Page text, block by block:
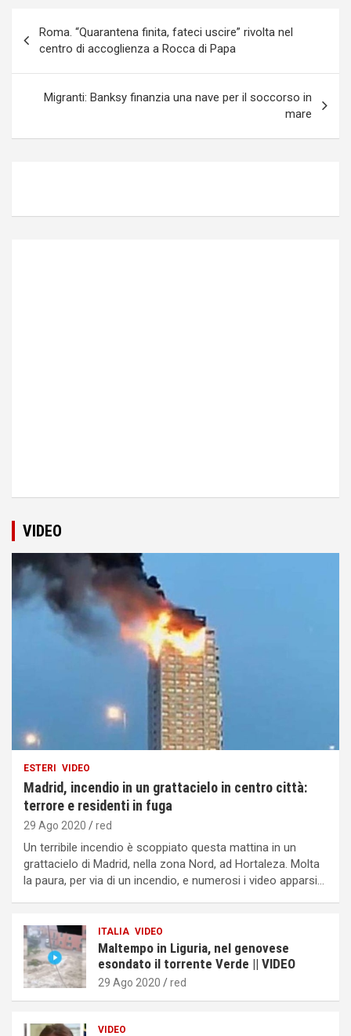
articoli
Roma. “Quarantena finita, fateci uscire” rivolta nel
centro di accoglienza a Rocca di Papa
Migranti: Banksy finanzia una nave per il soccorso in
mare
VIDEO
ESTERI VIDEO
Madrid, incendio in un grattacielo in centro città:
terrore e residenti in fuga
29 Ago 2020 red
Un terribile incendio è scoppiato questa mattina in un
grattacielo di Madrid, nella zona Nord, ad Hortaleza. Molta
la paura, per via di un incendio, e numerosi i video apparsi…
ITALIA VIDEO
Maltempo in Liguria, nel genovese
esondato il torrente Verde || VIDEO
29 Ago 2020 red
VIDEO